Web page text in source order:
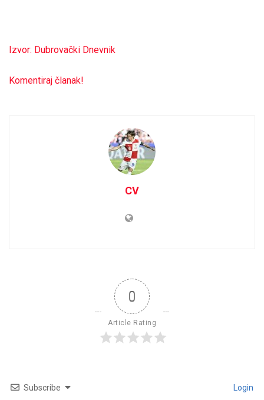
Izvor: Dubrovački Dnevnik
Komentiraj članak!
CV
0
Article Rating
Subscribe Login